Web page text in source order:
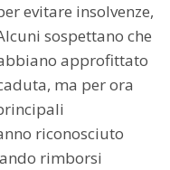
evitare insolvenze,
sospettano che
approfittato
ma per ora
riconosciuto
rimborsi